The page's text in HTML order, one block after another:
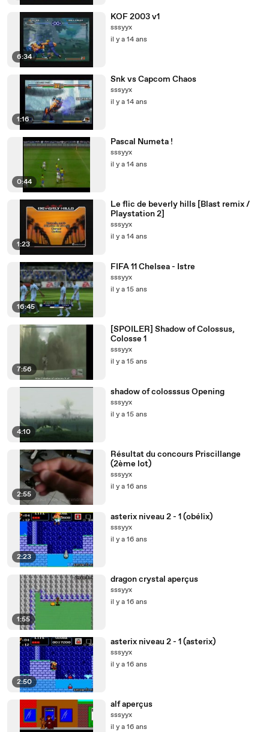
6:34
KOF 2003 v1
sssyyx
il y a 14 ans
1:16
Snk vs Capcom Chaos
sssyyx
il y a 14 ans
0:44
Pascal Numeta !
sssyyx
il y a 14 ans
1:23
Le flic de beverly hills [Blast remix /
Playstation 2]
sssyyx
il y a 14 ans
16:45
FIFA 11 Chelsea - Istre
sssyyx
il y a 15 ans
7:56
[SPOILER] Shadow of Colossus,
Colosse 1
sssyyx
il y a 15 ans
4:10
shadow of colosssus Opening
sssyyx
il y a 15 ans
2:55
Résultat du concours Priscillange
(2ème lot)
sssyyx
il y a 16 ans
2:23
asterix niveau 2 - 1 (obélix)
sssyyx
il y a 16 ans
1:55
dragon crystal aperçus
sssyyx
il y a 16 ans
2:50
asterix niveau 2 - 1 (asterix)
sssyyx
il y a 16 ans
alf aperçus
sssyyx
il y a 16 ans